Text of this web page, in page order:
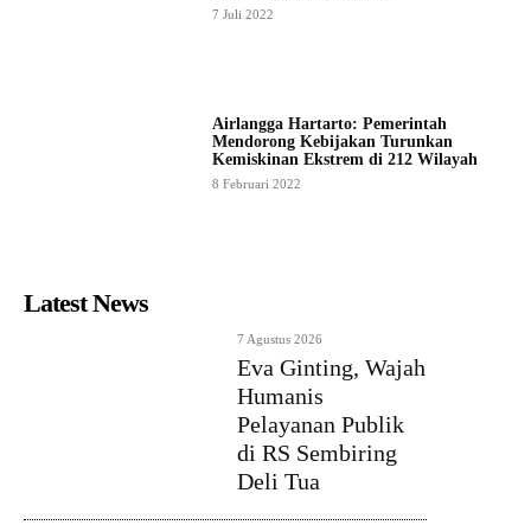
7 Juli 2022
Airlangga Hartarto: Pemerintah
Mendorong Kebijakan Turunkan
Kemiskinan Ekstrem di 212 Wilayah
8 Februari 2022
Latest News
7 Agustus 2026
Eva Ginting, Wajah
Humanis
Pelayanan Publik
di RS Sembiring
Deli Tua